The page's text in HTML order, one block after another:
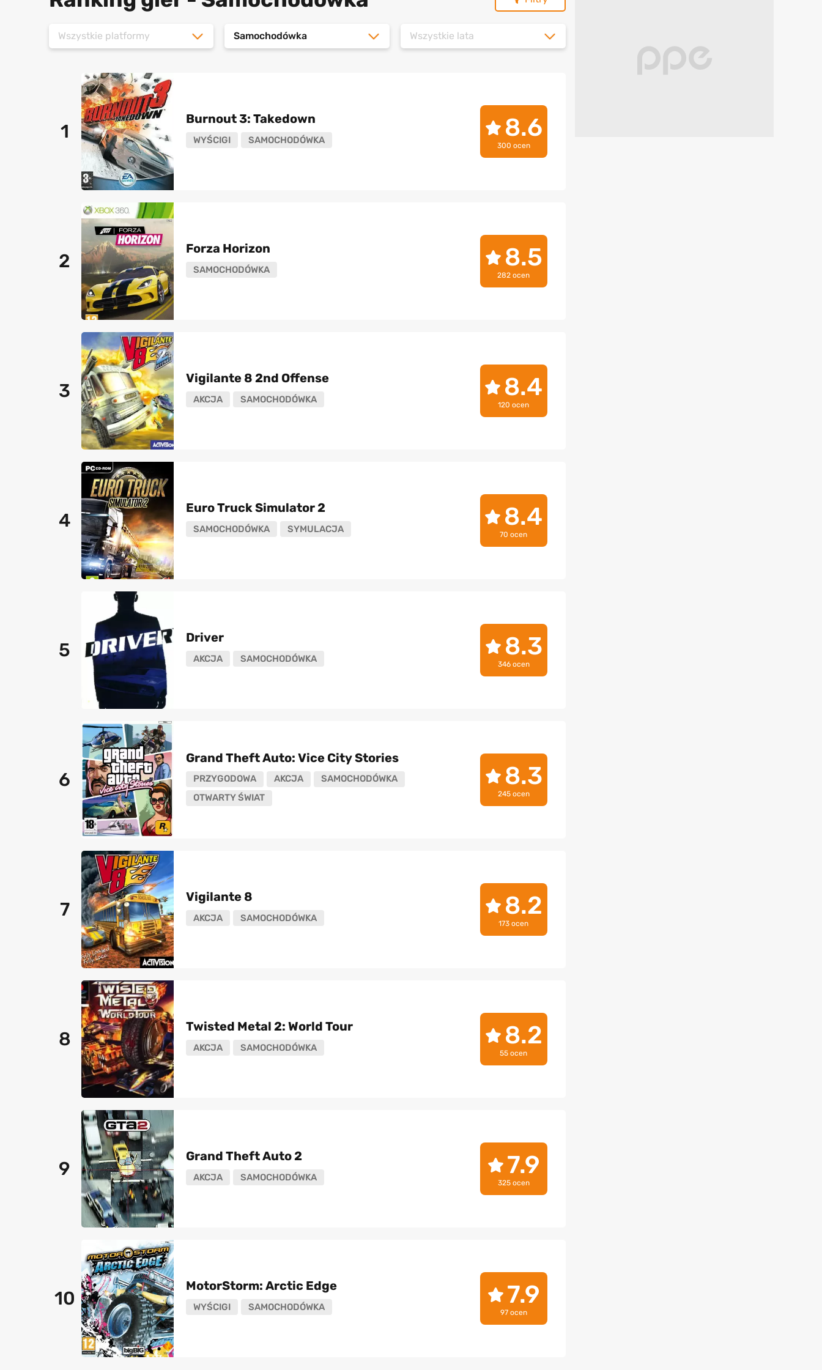
Wszystkie platformy Samochodówka Wszystkie lata
1
Burnout 3: Takedown
WYŚCIGI SAMOCHODÓWKA 8.6
300 ocen
2
Forza Horizon
SAMOCHODÓWKA 8.5
282 ocen
3
Vigilante 8 2nd Offense
AKCJA SAMOCHODÓWKA 8.4
120 ocen
4
Euro Truck Simulator 2
SAMOCHODÓWKA SYMULACJA 8.4
70 ocen
5
Driver
AKCJA SAMOCHODÓWKA 8.3
346 ocen
6
Grand Theft Auto: Vice City Stories
PRZYGODOWA AKCJA
SAMOCHODÓWKA
OTWARTY ŚWIAT
8.3
245 ocen
7
Vigilante 8
AKCJA SAMOCHODÓWKA 8.2
173 ocen
8
Twisted Metal 2: World Tour
AKCJA SAMOCHODÓWKA 8.2
55 ocen
9
Grand Theft Auto 2
AKCJA SAMOCHODÓWKA 7.9
325 ocen
10
MotorStorm: Arctic Edge
WYŚCIGI SAMOCHODÓWKA 7.9
97 ocen